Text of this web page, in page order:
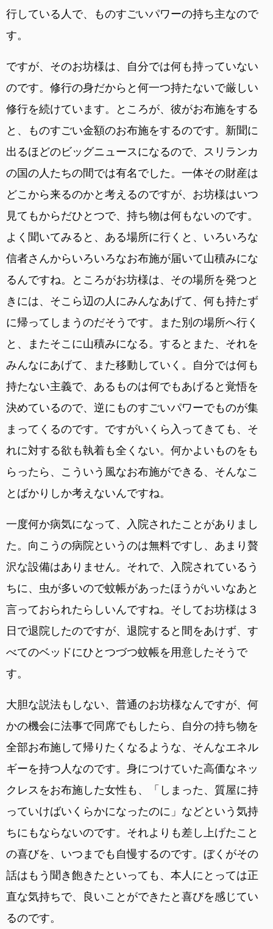
行している人で、ものすごいパワーの持ち主なので
す。
ですが、そのお坊様は、自分では何も持っていない
のです。修行の身だからと何一つ持たないで厳しい
修行を続けています。ところが、彼がお布施をする
と、ものすごい金額のお布施をするのです。新聞に
出るほどのビッグニュースになるので、スリランカ
の国の人たちの間では有名でした。一体その財産は
どこから来るのかと考えるのですが、お坊様はいつ
見てもからだひとつで、持ち物は何もないのです。
よく聞いてみると、ある場所に行くと、いろいろな
信者さんからいろいろなお布施が届いて山積みにな
るんですね。ところがお坊様は、その場所を発つと
きには、そこら辺の人にみんなあげて、何も持たず
に帰ってしまうのだそうです。また別の場所へ行く
と、またそこに山積みになる。するとまた、それを
みんなにあげて、また移動していく。自分では何も
持たない主義で、あるものは何でもあげると覚悟を
決めているので、逆にものすごいパワーでものが集
まってくるのです。ですがいくら入ってきても、そ
れに対する欲も執着も全くない。何かよいものをも
らったら、こういう風なお布施ができる、そんなこ
とばかりしか考えないんですね。
一度何か病気になって、入院されたことがありまし
た。向こうの病院というのは無料ですし、あまり贅
沢な設備はありません。それで、入院されているう
ちに、虫が多いので蚊帳があったほうがいいなあと
言っておられたらしいんですね。そしてお坊様は３
日で退院したのですが、退院すると間をあけず、す
べてのベッドにひとつづつ蚊帳を用意したそうで
す。
大胆な説法もしない、普通のお坊様なんですが、何
かの機会に法事で同席でもしたら、自分の持ち物を
全部お布施して帰りたくなるような、そんなエネル
ギーを持つ人なのです。身につけていた高価なネッ
クレスをお布施した女性も、「しまった、質屋に持
っていけばいくらかになったのに」などという気持
ちにもならないのです。それよりも差し上げたこと
の喜びを、いつまでも自慢するのです。ぼくがその
話はもう聞き飽きたといっても、本人にとっては正
直な気持ちで、良いことができたと喜びを感じてい
るのです。